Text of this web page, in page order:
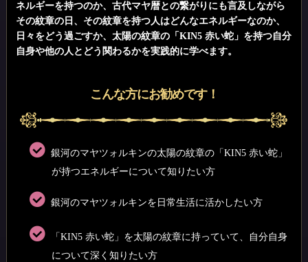
ネルギーを持つのか、古代マヤ暦との繋がりにも言及しながら
その紋章の日、その紋章を持つ人はどんなエネルギーなのか、
日々をどう過ごすか、太陽の紋章の「KIN5 赤い蛇」を持つ自分
自身や他の人とどう関わるかを実践的に学べます。
こんな方にお勧めです！
銀河のマヤツォルキンの太陽の紋章の「KIN5 赤い蛇」
が持つエネルギーについて知りたい方
銀河のマヤツォルキンを日常生活に活かしたい方
「KIN5 赤い蛇」を太陽の紋章に持っていて、自分自身
について深く知りたい方